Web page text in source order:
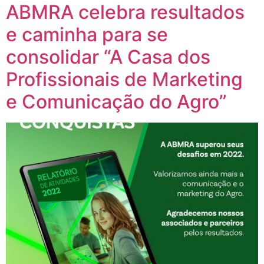
ABMRA celebra resultados
e caminha para se
consolidar “A Casa dos
Profissionais de Marketing
e Comunicação do Agro”